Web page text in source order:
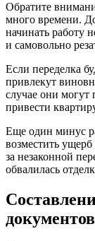
Обратите
много времени.
начинать работу
и самовольно
Если переделка
привлекут
случае они могут
привести
Еще один минус
возместить
за незаконной
обвалилась